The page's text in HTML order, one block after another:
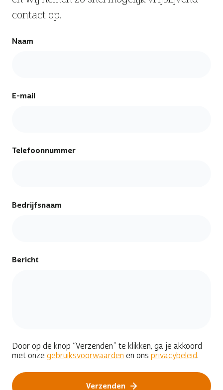
contact op.
Naam
E-mail
Telefoonnummer
Bedrijfsnaam
Bericht
Door op de knop “Verzenden” te klikken, ga je akkoord
met onze gebruiksvoorwaarden en ons privacybeleid.
Verzenden